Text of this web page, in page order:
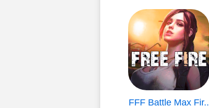
FFF Battle Max Fir..